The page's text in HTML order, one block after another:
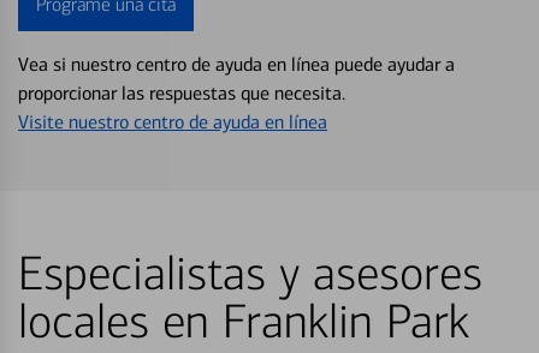
Programe una cita
Vea si nuestro centro de ayuda en línea puede ayudar a
proporcionar las respuestas que necesita.
Visite nuestro centro de ayuda en línea
Especialistas y asesores
locales en Franklin Park